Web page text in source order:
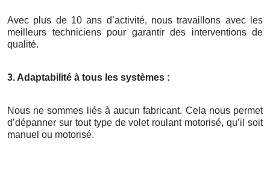
Avec plus de 10 ans d’activité, nous travaillons avec les
meilleurs techniciens pour garantir des interventions de
qualité.
3. Adaptabilité à tous les systèmes :
Nous ne sommes liés à aucun fabricant. Cela nous permet
d’dépanner sur tout type de volet roulant motorisé, qu’il soit
manuel ou motorisé.